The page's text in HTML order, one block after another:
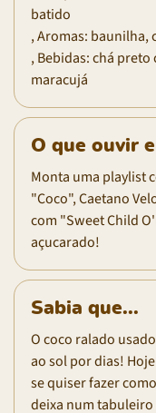
batido
, Aromas: baunilha,
, Bebidas: chá
maracujá
O que ouvir
Monta uma playlist
"Coco", Caetano
com "Sweet Child
açucarado!
Sabia que...
O coco ralado
ao sol por dias!
se quiser fazer
deixa num